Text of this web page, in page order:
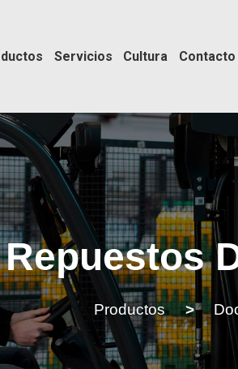
Servicios Cultura Contacto
Repuestos
Productos >